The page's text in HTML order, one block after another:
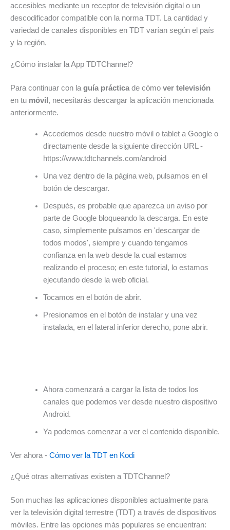
accesibles mediante un receptor de televisión digital o un
descodificador compatible con la norma TDT. La cantidad y
variedad de canales disponibles en TDT varían según el país
y la región.
¿Cómo instalar la App TDTChannel?
Para continuar con la guía práctica de cómo ver televisión
en tu móvil, necesitarás descargar la aplicación mencionada
anteriormente.
Accedemos desde nuestro móvil o tablet a Google o
directamente desde la siguiente dirección URL -
https://www.tdtchannels.com/android
Una vez dentro de la página web, pulsamos en el
botón de descargar.
Después, es probable que aparezca un aviso por
parte de Google bloqueando la descarga. En este
caso, simplemente pulsamos en 'descargar de
todos modos', siempre y cuando tengamos
confianza en la web desde la cual estamos
realizando el proceso; en este tutorial, lo estamos
ejecutando desde la web oficial.
Tocamos en el botón de abrir.
Presionamos en el botón de instalar y una vez
instalada, en el lateral inferior derecho, pone abrir.
Ahora comenzará a cargar la lista de todos los
canales que podemos ver desde nuestro dispositivo
Android.
Ya podemos comenzar a ver el contenido disponible.
Ver ahora - Cómo ver la TDT en Kodi
¿Qué otras alternativas existen a TDTChannel?
Son muchas las aplicaciones disponibles actualmente para
ver la televisión digital terrestre (TDT) a través de dispositivos
móviles. Entre las opciones más populares se encuentran: